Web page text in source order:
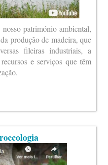
património ambiental,
produção de madeira, que
fileiras industriais, a
e serviços que têm